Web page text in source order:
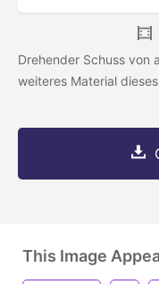
Drehender Schuss von
weiteres Material
This Image